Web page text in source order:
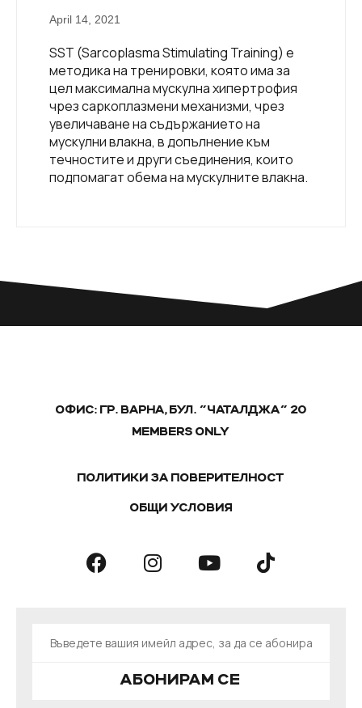
April 14, 2021
SST (Sarcoplasma Stimulating Training) е
методика на тренировки, която има за
цел максимална мускулна хипертрофия
чрез саркоплазмени механизми, чрез
увеличаване на съдържанието на
мускулни влакна, в допълнение към
течностите и други съединения, които
подпомагат обема на мускулните влакна.
ОФИС: ГР. ВАРНА, БУЛ. "ЧАТАЛДЖА" 20
MEMBERS ONLY
ПОЛИТИКИ ЗА ПОВЕРИТЕЛНОСТ
ОБЩИ УСЛОВИЯ
АБОНИРАМ СЕ